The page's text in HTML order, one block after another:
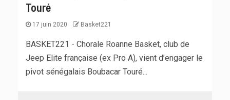
Touré
17 juin 2020 Basket221
BASKET221 - Chorale Roanne Basket, club de
Jeep Elite française (ex Pro A), vient d’engager le
pivot sénégalais Boubacar Touré...